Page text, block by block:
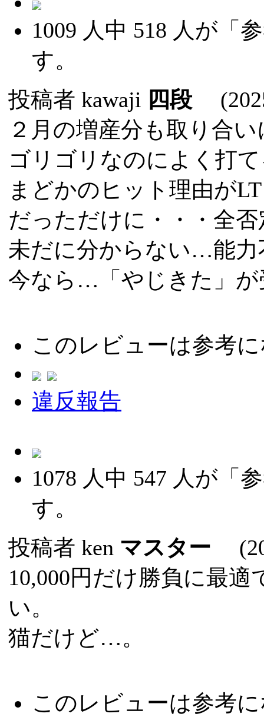
1009 人中 518 人が「
す。
投稿者 kawaji 四段
２月の増産分も取り合
ゴリゴリなのによく打
まどかのヒット理由が
だっただけに・・・全
未だに分からない…能力
今なら…「やじきた」
このレビューは参考
違反報告
1078 人中 547 人が「
す。
投稿者 ken マスター
10,000円だけ勝負に最
い。
猫だけど…。
このレビューは参考